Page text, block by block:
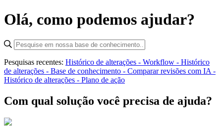
Olá, como podemos ajudar?
Pesquisas recentes: Histórico de alterações - Workflow - Histórico
de alterações - Base de conhecimento - Comparar revisões com IA -
Histórico de alterações - Plano de ação
Com qual solução você precisa de ajuda?